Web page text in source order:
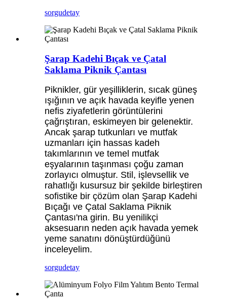
sorgudetay
Şarap Kadehi Bıçak ve Çatal
Saklama Piknik Çantası
Piknikler, gür yeşilliklerin, sıcak güneş
ışığının ve açık havada keyifle yenen
nefis ziyafetlerin görüntülerini
çağrıştıran, eskimeyen bir gelenektir.
Ancak şarap tutkunları ve mutfak
uzmanları için hassas kadeh
takımlarının ve temel mutfak
eşyalarının taşınması çoğu zaman
zorlayıcı olmuştur. Stil, işlevsellik ve
rahatlığı kusursuz bir şekilde birleştiren
sofistike bir çözüm olan Şarap Kadehi
Bıçağı ve Çatal Saklama Piknik
Çantası'na girin. Bu yenilikçi
aksesuarın neden açık havada yemek
yeme sanatını dönüştürdüğünü
inceleyelim.
sorgudetay